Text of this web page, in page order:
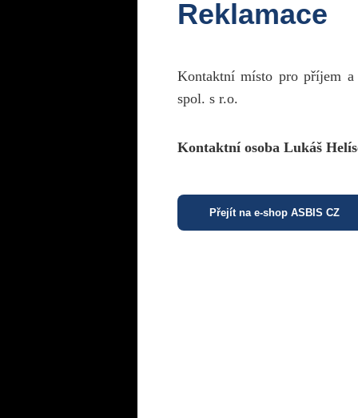
Reklamace
Kontaktní místo pro příjem
spol. s r.o.
Kontaktní osoba Lukáš
Přejít na e-shop ASBIS CZ